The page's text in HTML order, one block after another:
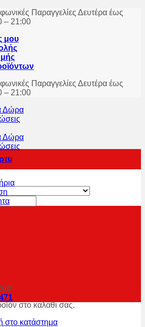
Παραγγελίες Δευτέρα έως
– 21:00
μου
Παραγγελίες Δευτέρα έως
– 21:00
στο καλάθι σας.
στο κατάστημα